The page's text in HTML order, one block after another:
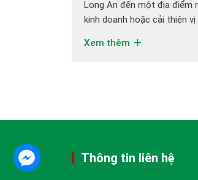
Long An đến một địa điểm
kinh doanh hoặc cải thiện
đơn giản là di chuyển bàn
Xem thêm
Thông tin liên hệ